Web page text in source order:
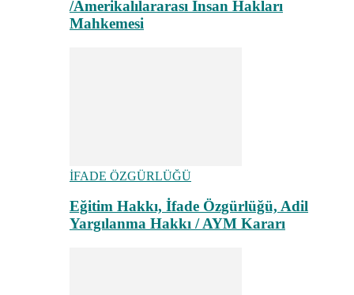
/Amerikalılararası İnsan Hakları
Mahkemesi
İFADE ÖZGÜRLÜĞÜ
Eğitim Hakkı, İfade Özgürlüğü, Adil
Yargılanma Hakkı / AYM Kararı